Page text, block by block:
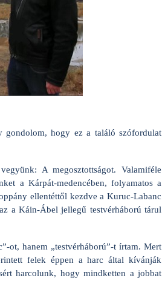
gondolom, hogy ez a találó szófordulat
A megosztottságot. Valamiféle
a Kárpát-medencében, folyamatos a
ellentéttől kezdve a Kuruc-Labanc
a Káin-Ábel jellegű testvérháború tárul
ot, hanem „testvérháború”-t írtam. Mert
felek éppen a harc által kívánják
harcolunk, hogy mindketten a jobbat